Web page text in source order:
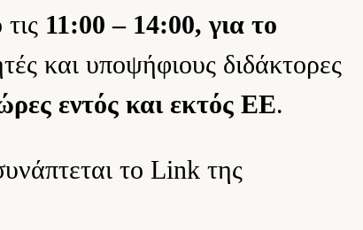
11:00 – 14:00, για το
και υποψήφιους διδάκτορες
εντός και εκτός ΕΕ.
το Link της